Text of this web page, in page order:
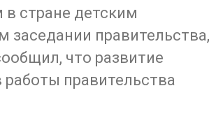
стране детским
правительства,
что развитие
правительства